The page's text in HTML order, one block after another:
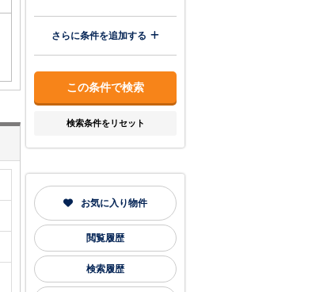
さらに条件を追加する
検索条件をリセット
お気に入り物件
閲覧履歴
検索履歴